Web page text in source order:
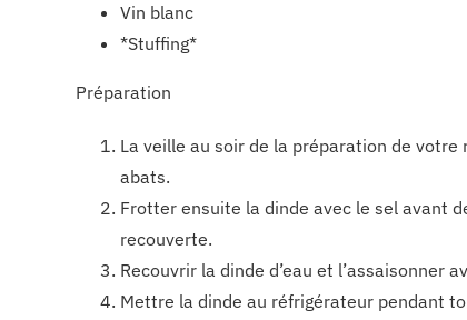
Vin blanc
*Stuffing*
Préparation
La veille au soir de la préparation de
abats.
Frotter ensuite la dinde avec le sel avant
recouverte.
Recouvrir la dinde d’eau et l’assaisonner
Mettre la dinde au réfrigérateur pendant